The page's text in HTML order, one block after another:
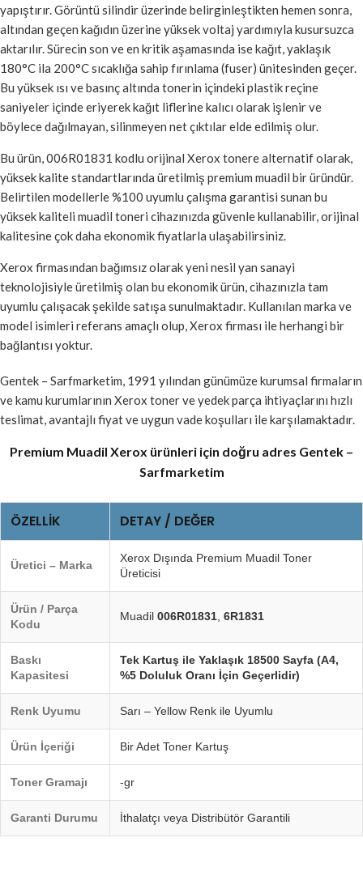
yapıştırır. Görüntü silindir üzerinde belirginleştikten hemen sonra,
altından geçen kağıdın üzerine yüksek voltaj yardımıyla kusursuzca
aktarılır. Sürecin son ve en kritik aşamasında ise kağıt, yaklaşık
180°C ila 200°C sıcaklığa sahip fırınlama (fuser) ünitesinden geçer.
Bu yüksek ısı ve basınç altında tonerin içindeki plastik reçine
saniyeler içinde eriyerek kağıt liflerine kalıcı olarak işlenir ve
böylece dağılmayan, silinmeyen net çıktılar elde edilmiş olur.
Bu ürün, 006R01831 kodlu orijinal Xerox tonere alternatif olarak,
yüksek kalite standartlarında üretilmiş premium muadil bir üründür.
Belirtilen modellerle %100 uyumlu çalışma garantisi sunan bu
yüksek kaliteli muadil toneri cihazınızda güvenle kullanabilir, orijinal
kalitesine çok daha ekonomik fiyatlarla ulaşabilirsiniz.
Xerox firmasından bağımsız olarak yeni nesil yan sanayi
teknolojisiyle üretilmiş olan bu ekonomik ürün, cihazınızla tam
uyumlu çalışacak şekilde satışa sunulmaktadır. Kullanılan marka ve
model isimleri referans amaçlı olup, Xerox firması ile herhangi bir
bağlantısı yoktur.
Gentek – Sarfmarketim, 1991 yılından günümüze kurumsal firmaların
ve kamu kurumlarının Xerox toner ve yedek parça ihtiyaçlarını hızlı
teslimat, avantajlı fiyat ve uygun vade koşulları ile karşılamaktadır.
Premium Muadil Xerox ürünleri için doğru adres Gentek –
Sarfmarketim
ÖZELLIK DETAY / DEĞER
Üretici – Marka
Xerox Dışında Premium Muadil Toner
Üreticisi
Ürün / Parça
Kodu
Muadil 006R01831 6R1831
Baskı
Kapasitesi
Tek Kartuş ile Yaklaşık 18500 Sayfa (A4,
%5 Doluluk Oranı İçin Geçerlidir)
Renk Uyumu Sarı – Yellow Renk ile Uyumlu
Ürün İçeriği Bir Adet Toner Kartuş
Toner Gramajı -gr
Garanti Durumu İthalatçı veya Distribütör Garantili